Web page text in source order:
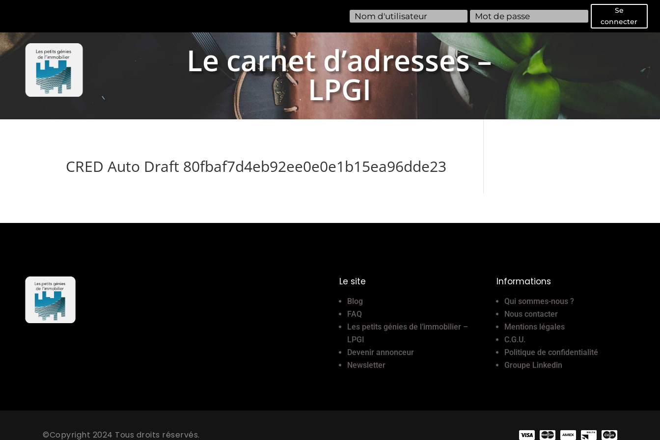
Se
connecter
Le carnet d’adresses –
LPGI
CRED Auto Draft 80fbaf7d4eb92ee0e0e1b15ea96dde23
Le site
Blog
FAQ
Les petits génies de l’immobilier –
LPGI
Devenir annonceur
Newsletter
Informations
Qui sommes-nous ?
Nous contacter
Mentions légales
C.G.U.
Politique de confidentialité
Groupe Linkedin
©Copyright 2024 Tous droits réservés.